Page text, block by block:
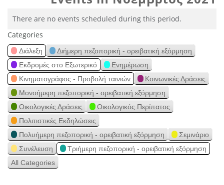
There are no events scheduled during this period.
Categories
Διάλεξη
Διήμερη πεζοπορική - ορειβατική εξόρμηση
Εκδρομές στο Εξωτερικό
Ενημέρωση
Κινηματογράφος - Προβολή ταινιών
Κοινωνικές Δράσεις
Μονοήμερη πεζοπορική - ορειβατική εξόρμηση
Οικολογικές Δράσεις
Οικολογικός Περίπατος
Πολιτιστικές Εκδηλώσεις
Πολυήμερη πεζοπορική - ορειβατική εξόρμηση
Σεμινάριο
Συνέλευση
Τριήμερη πεζοπορική - ορειβατική εξόρμηση
All Categories